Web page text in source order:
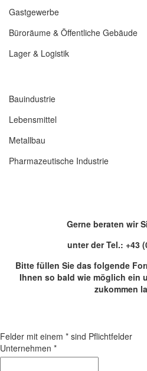
Gastgewerbe
Büroräume & Öffentliche Gebäude
Lager & Logistik
Bauindustrie
Lebensmittel
Metallbau
Pharmazeutische Industrie
Gerne beraten wir
unter der Tel.: +43
Bitte füllen Sie das folgende
Ihnen so bald wie möglich ein
zukommen
Felder mit einem * sind Pflichtfelder
Unternehmen *